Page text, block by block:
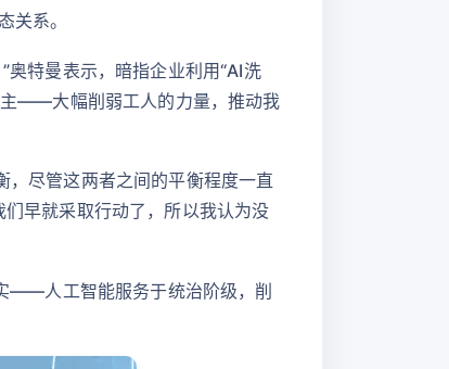
关系。
特曼表示，暗指企业利用“AI洗
主——大幅削弱工人的力量，推动我
，尽管这两者之间的平衡程度一直
早就采取行动了，所以我认为没
——人工智能服务于统治阶级，削